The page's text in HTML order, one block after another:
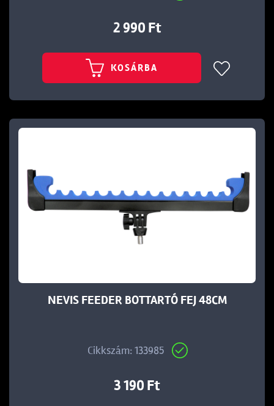
2 990 Ft
KOSÁRBA
NEVIS FEEDER BOTTARTÓ FEJ 48CM
Cikkszám: 133985
3 190 Ft